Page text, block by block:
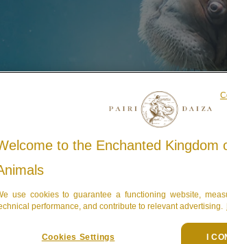
to the Enchanted Kingdom
use cookies to guarantee a functioning website,
performance, and contribute to relevant advertising.
Cookies Settings I